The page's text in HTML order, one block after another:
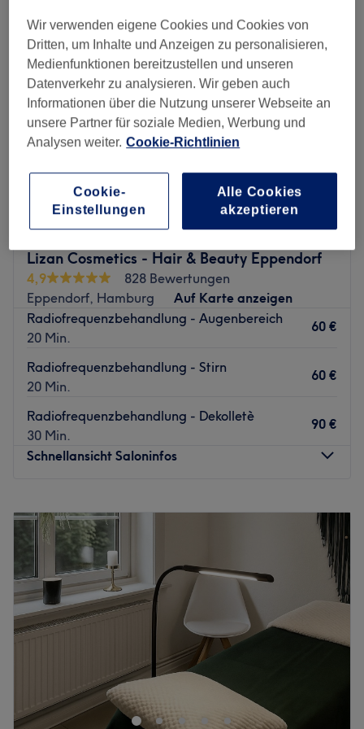
Lizan Cosmetics - Hair & Beauty Eppendorf
4,9
828 Bewertungen
Eppendorf, Hamburg
Auf Karte anzeigen
Radiofrequenzbehandlung - Augenbereich
20 Min.
60 €
Radiofrequenzbehandlung - Stirn
20 Min.
60 €
Radiofrequenzbehandlung - Dekolletè
30 Min.
90 €
Schnellansicht Saloninfos
Dienstag
18:00
Mittwoch
Donnerstag
Freitag
09:00
Samstag
09:00
Sonntag
Geschlossen
wird hier großgeschrieben!
Auf der Suche nach einemFriseurstudio oder
Kosmetiksalon , der mit Vertrauen, Innovation und
Erfahrung vorangeht? Im Lizan Cosmetics in Eppendorf
Wir verwenden eigene Cookies und Cookies von
Dritten, um Inhalte und Anzeigen zu personalisieren,
Medienfunktionen bereitzustellen und unseren
Datenverkehr zu analysieren. Wir geben auch
Informationen über die Nutzung unserer Webseite an
unsere Partner für soziale Medien, Werbung und
Analysen weiter. Cookie-Richtlinien
Cookie-
Einstellungen
Alle Cookies
akzeptieren